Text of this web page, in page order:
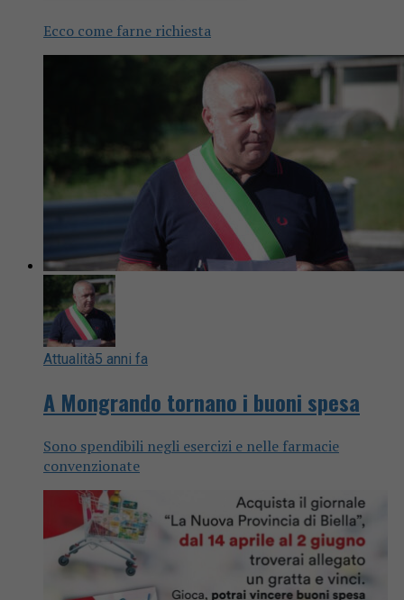
Ecco come farne richiesta
Attualità5 anni fa
A Mongrando tornano i buoni spesa
Sono spendibili negli esercizi e nelle farmacie
convenzionate